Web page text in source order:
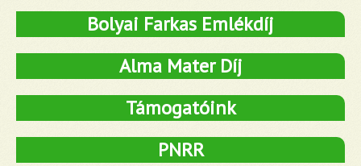
Bolyai Farkas Emlékdíj
Alma Mater Díj
Támogatóink
PNRR